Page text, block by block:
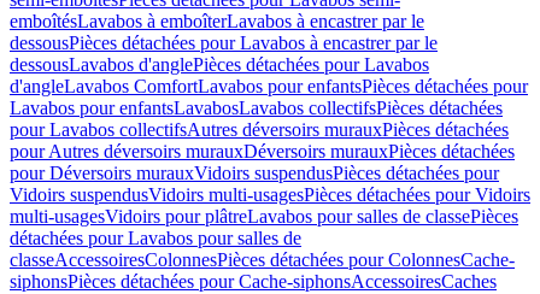
emboîtésLavabos à emboîterLavabos à encastrer par le
dessousPièces détachées pour Lavabos à encastrer par le
dessousLavabos d'anglePièces détachées pour Lavabos
d'angleLavabos ComfortLavabos pour enfantsPièces détachées pour
Lavabos pour enfantsLavabosLavabos collectifsPièces détachées
pour Lavabos collectifsAutres déversoirs murauxPièces détachées
pour Autres déversoirs murauxDéversoirs murauxPièces détachées
pour Déversoirs murauxVidoirs suspendusPièces détachées pour
Vidoirs suspendusVidoirs multi-usagesPièces détachées pour Vidoirs
multi-usagesVidoirs pour plâtreLavabos pour salles de classePièces
détachées pour Lavabos pour salles de
classeAccessoiresColonnesPièces détachées pour ColonnesCache-
siphonsPièces détachées pour Cache-siphonsAccessoiresCaches